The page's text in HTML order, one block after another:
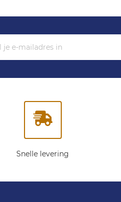
Snelle levering